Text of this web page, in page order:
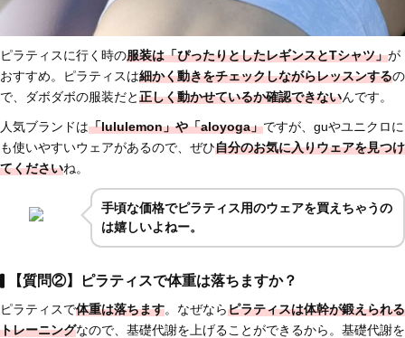
ピラティスに行く時の服装は「ぴったりとしたレギンスとTシャツ」が
おすすめ。ピラティスは細かく動きをチェックしながらレッスンするの
で、ダボダボの服装だと正しく動かせているか確認できないんです。
人気ブランドは「lululemon」や「aloyoga」ですが、guやユニクロに
も使いやすいウェアがあるので、ぜひ自分のお気に入りウェアを見つけ
てくださいね。
手頃な価格でピラティス用のウェアを買えちゃうの
は嬉しいよねー。
【質問②】ピラティスで体重は落ちますか？
ピラティスで体重は落ちます。なぜならピラティスは体幹が鍛えられる
トレーニングなので、基礎代謝を上げることができるから。基礎代謝を